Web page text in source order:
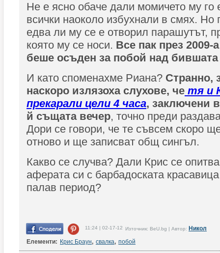
Не е ясно обаче дали момичето му го
всички наоколо избухнали в смях. Но
едва ли му се е отворил парашутът,
която му се носи. Все пак през 2009-
беше осъден за побой над
И като споменахме Риана? Странно,
наскоро излязоха слухове, че тя и
прекарали цели 4 часа, заключени
й същата вечер, точно преди
Дори се говори, че те съвсем скоро
отново и ще записват общ сингъл.
Какво се случва? Дали Крис се
аферата си с барбадоската
палав период?
11:24 | 02-17-12 Източник: BeU.bg | Автор: Никол
Елементи: Крис Браун, свалка, побой